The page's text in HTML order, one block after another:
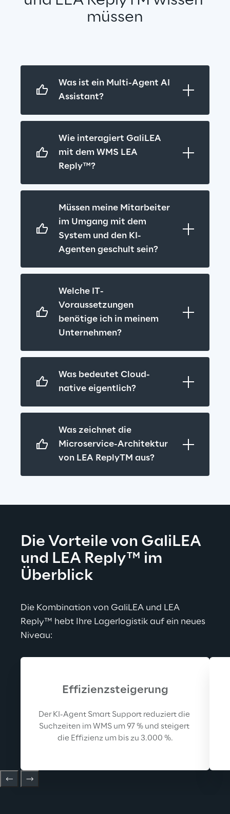
müssen
Was ist ein Multi-Agent AI
Assistant?
Wie interagiert GaliLEA
mit dem WMS LEA
Reply™?
Müssen meine Mitarbeiter
im Umgang mit dem
System und den KI-
Agenten geschult sein?
Welche IT-
Voraussetzungen
benötige ich in meinem
Unternehmen?
Was bedeutet Cloud-
native eigentlich?
Was zeichnet die
Microservice-Architektur
von LEA ReplyTM aus?
Die Vorteile von GaliLEA
und LEA Reply™ im
Überblick
Die Kombination von GaliLEA und LEA
Reply™ hebt Ihre Lagerlogistik auf ein neues
Niveau:
Effizienzsteigerung
Der KI-Agent Smart Support reduziert die
Suchzeiten im WMS um 97 % und steigert
die Effizienz um bis zu 3.000 %.